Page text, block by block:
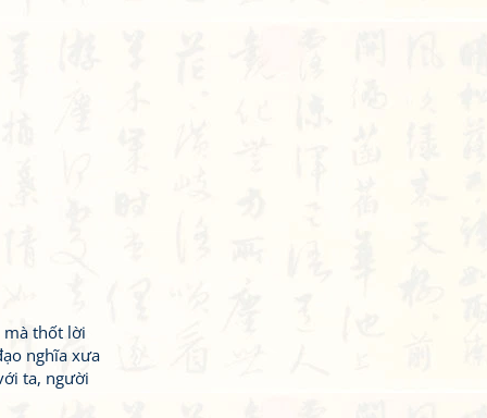
mà thốt lời
nghĩa xưa
ta, người